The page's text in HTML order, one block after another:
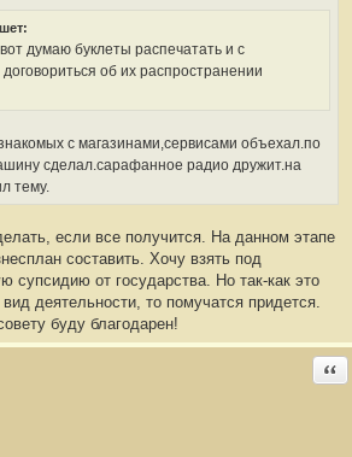
думаю буклеты распечатать и с
об их распространении
с магазинами,сервисами объехал.по
сделал.сарафанное радио дружит.на
тему.
если все получится. На данном этапе
составить. Хочу взять под
супсидию от государства. Но так-как это
деятельности, то помучатся придется.
буду благодарен!